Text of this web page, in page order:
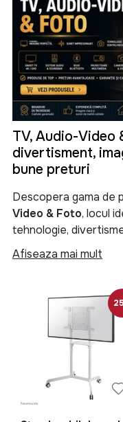
TV, Audio-Video
divertisment,
bune preturi
Descopera gama de
Video & Foto, locul
tehnologie,
categorie gasesti
performante,
menite sa iti
redare a continutului
CategoriaTV, Audio-
de ultima generatie
comerciale. Fie ca
pentru filme si
petreceri, o boxa
Afiseaza mai mult